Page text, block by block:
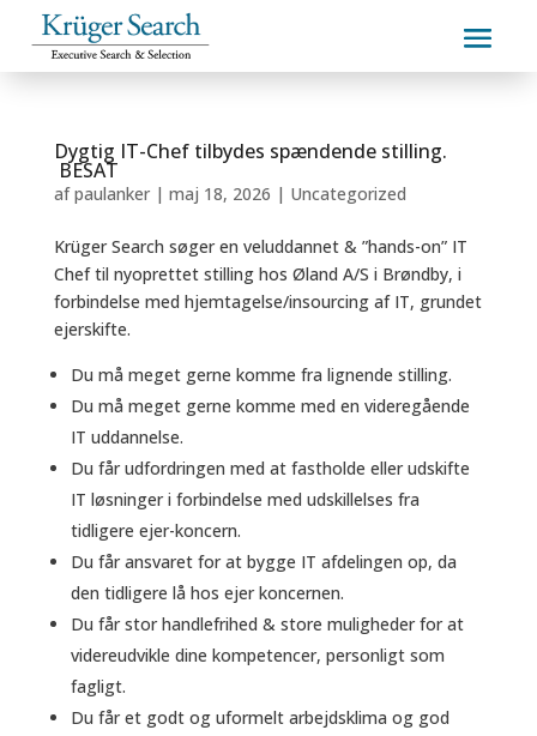
Dygtig IT-Chef tilbydes spændende stilling.
BESAT
afpaulanker| maj 18, 2026 | Uncategorized
Krüger Search søger en veluddannet & ”hands-on” IT
Chef til nyoprettet stilling hos Øland A/S i Brøndby, i
forbindelse med hjemtagelse/insourcing af IT, grundet
ejerskifte.
Du må meget gerne komme fra lignende stilling.
Du må meget gerne komme med en videregående
IT uddannelse.
Du får udfordringen med at fastholde eller udskifte
IT løsninger i forbindelse med udskillelses fra
tidligere ejer-koncern.
Du får ansvaret for at bygge IT afdelingen op, da
den tidligere lå hos ejer koncernen.
Du får stor handlefrihed & store muligheder for at
videreudvikle dine kompetencer, personligt som
fagligt.
Du får et godt og uformelt arbejdsklima og god